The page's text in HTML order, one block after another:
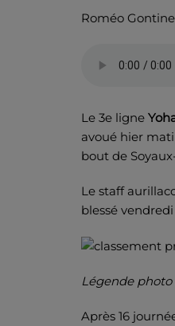
Roméo
Le 3e ligne
avoué hier
bout de
Le staff
blessé
Légende
Après 16